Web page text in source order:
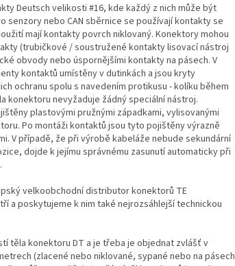
Deutsch velikosti #16, kde každý z nich může být
senzory nebo CAN sběrnice se používají kontakty se
mají kontakty povrch niklovaný. Konektory mohou
(trubičkové / soustružené kontakty lisovací nástroj
obvody nebo úspornějšími kontakty na pásech. V
kontaktů umístěny v dutinkách a jsou kryty
ochranu spolu s navedením protikusu - kolíku během
konektoru nevyžaduje žádný speciální nástroj.
plastovými pružnými západkami, vylisovanými
Po montáži kontaktů jsou tyto pojištěny výrazně
V případě, že při výrobě kabeláže nebude sekundární
dojde k jejímu správnému zasunutí automaticky při
velkoobchodní distributor konektorů TE
a poskytujeme k nim také nejrozsáhlejší technickou
těla konektoru DT a je třeba je objednat zvlášť v
(zlacené nebo niklované, sypané nebo na pásech